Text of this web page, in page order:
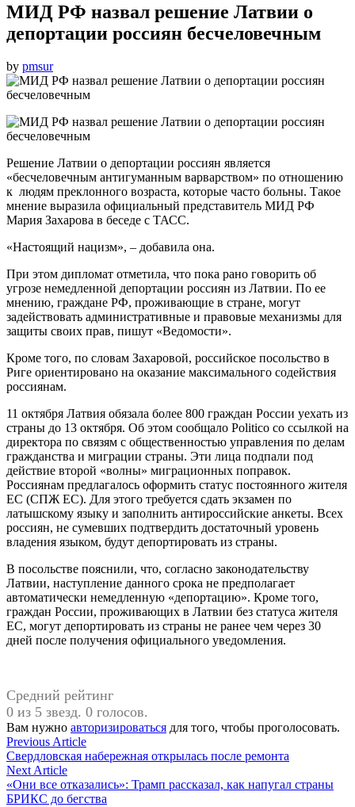
МИД РФ назвал решение Латвии о
депортации россиян бесчеловечным
by pmsur
Решение Латвии о депортации россиян является
«бесчеловечным антигуманным варварством» по отношению
к людям преклонного возраста, которые часто больны. Такое
мнение выразила официальный представитель МИД РФ
Мария Захарова в беседе с ТАСС.
«Настоящий нацизм», – добавила она.
При этом дипломат отметила, что пока рано говорить об
угрозе немедленной депортации россиян из Латвии. По ее
мнению, граждане РФ, проживающие в стране, могут
задействовать административные и правовые механизмы для
защиты своих прав, пишут «Ведомости».
Кроме того, по словам Захаровой, российское посольство в
Риге ориентировано на оказание максимального содействия
россиянам.
11 октября Латвия обязала более 800 граждан России уехать из
страны до 13 октября. Об этом сообщало Politico со ссылкой на
директора по связям с общественностью управления по делам
гражданства и миграции страны. Эти лица подпали под
действие второй «волны» миграционных поправок.
Россиянам предлагалось оформить статус постоянного жителя
ЕС (СПЖ ЕС). Для этого требуется сдать экзамен по
латышскому языку и заполнить антироссийские анкеты. Всех
россиян, не сумевших подтвердить достаточный уровень
владения языком, будут депортировать из страны.
В посольстве пояснили, что, согласно законодательству
Латвии, наступление данного срока не предполагает
автоматически немедленную «депортацию». Кроме того,
граждан России, проживающих в Латвии без статуса жителя
ЕС, могут депортировать из страны не ранее чем через 30
дней после получения официального уведомления.
Средний рейтинг
0 из 5 звезд. 0 голосов.
Вам нужно авторизироваться для того, чтобы проголосовать.
Навигация
по
записям
Previous ArticlePrevious
article:
Свердловская набережная открылась после ремонта
Next ArticleNext
article:
«Они все отказались»: Трамп рассказал, как напугал страны
БРИКС до бегства